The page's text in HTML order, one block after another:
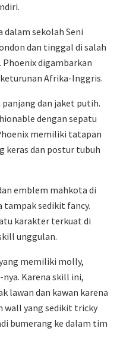
dalam sekolah Seni
dan tinggal di salah
digambarkan
Afrika-Inggris.
dan jaket putih.
dengan sepatu
memiliki tatapan
keras dan postur tubuh
emblem mahkota di
tampak sedikit fancy.
karakter terkuat di
unggulan.
memiliki molly,
Karena skill ini,
lawan dan kawan karena
wall yang sedikit tricky
bumerang ke dalam tim